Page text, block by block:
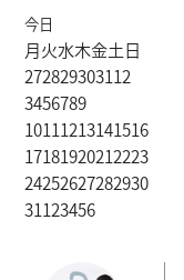
今日
月火水木金土日
272829303112
3456789
10111213141516
17181920212223
24252627282930
31123456